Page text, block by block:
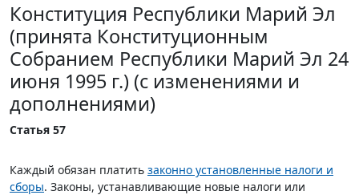
Конституция Республики Марий Эл
(принята Конституционным
Собранием Республики Марий Эл 24
июня 1995 г.) (с изменениями и
дополнениями)
Статья 57
Каждый обязан платить законно установленные налоги и
сборы. Законы, устанавливающие новые налоги или